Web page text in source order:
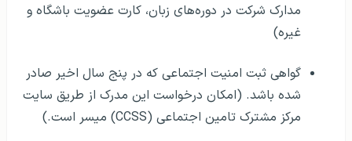
مدارک شرکت در دوره‌های زبان، کارت عضویت باشگاه و
غیره)
گواهی ثبت امنیت اجتماعی که در پنج سال اخیر صادر
شده باشد. (امکان درخواست این مدرک از طریق سایت
مرکز مشترک تامین اجتماعی (CCSS) میسر است.)